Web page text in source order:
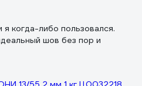
когда-либо пользовался.
шов без пор и